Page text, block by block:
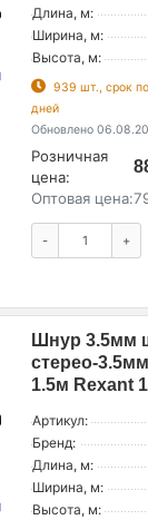
Длина, м:
Ширина, м:
Высота, м:
939 шт., срок
дней
Обновлено
Розничная
цена:
Оптовая цена:
- +
Шнур 3.5мм
стерео-
1.5м Rexant
Артикул:
Бренд:
Длина, м:
Ширина, м:
Высота, м: